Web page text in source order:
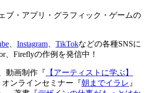
ブ・アプリ・グラフィック・ゲームの
Instagram TikTokなどの各種SNSに
、Fireflyの作例を発信中！
動画制作『 【アーティストに学ぶ】
オンラインセミナー『朝までイラレ 』